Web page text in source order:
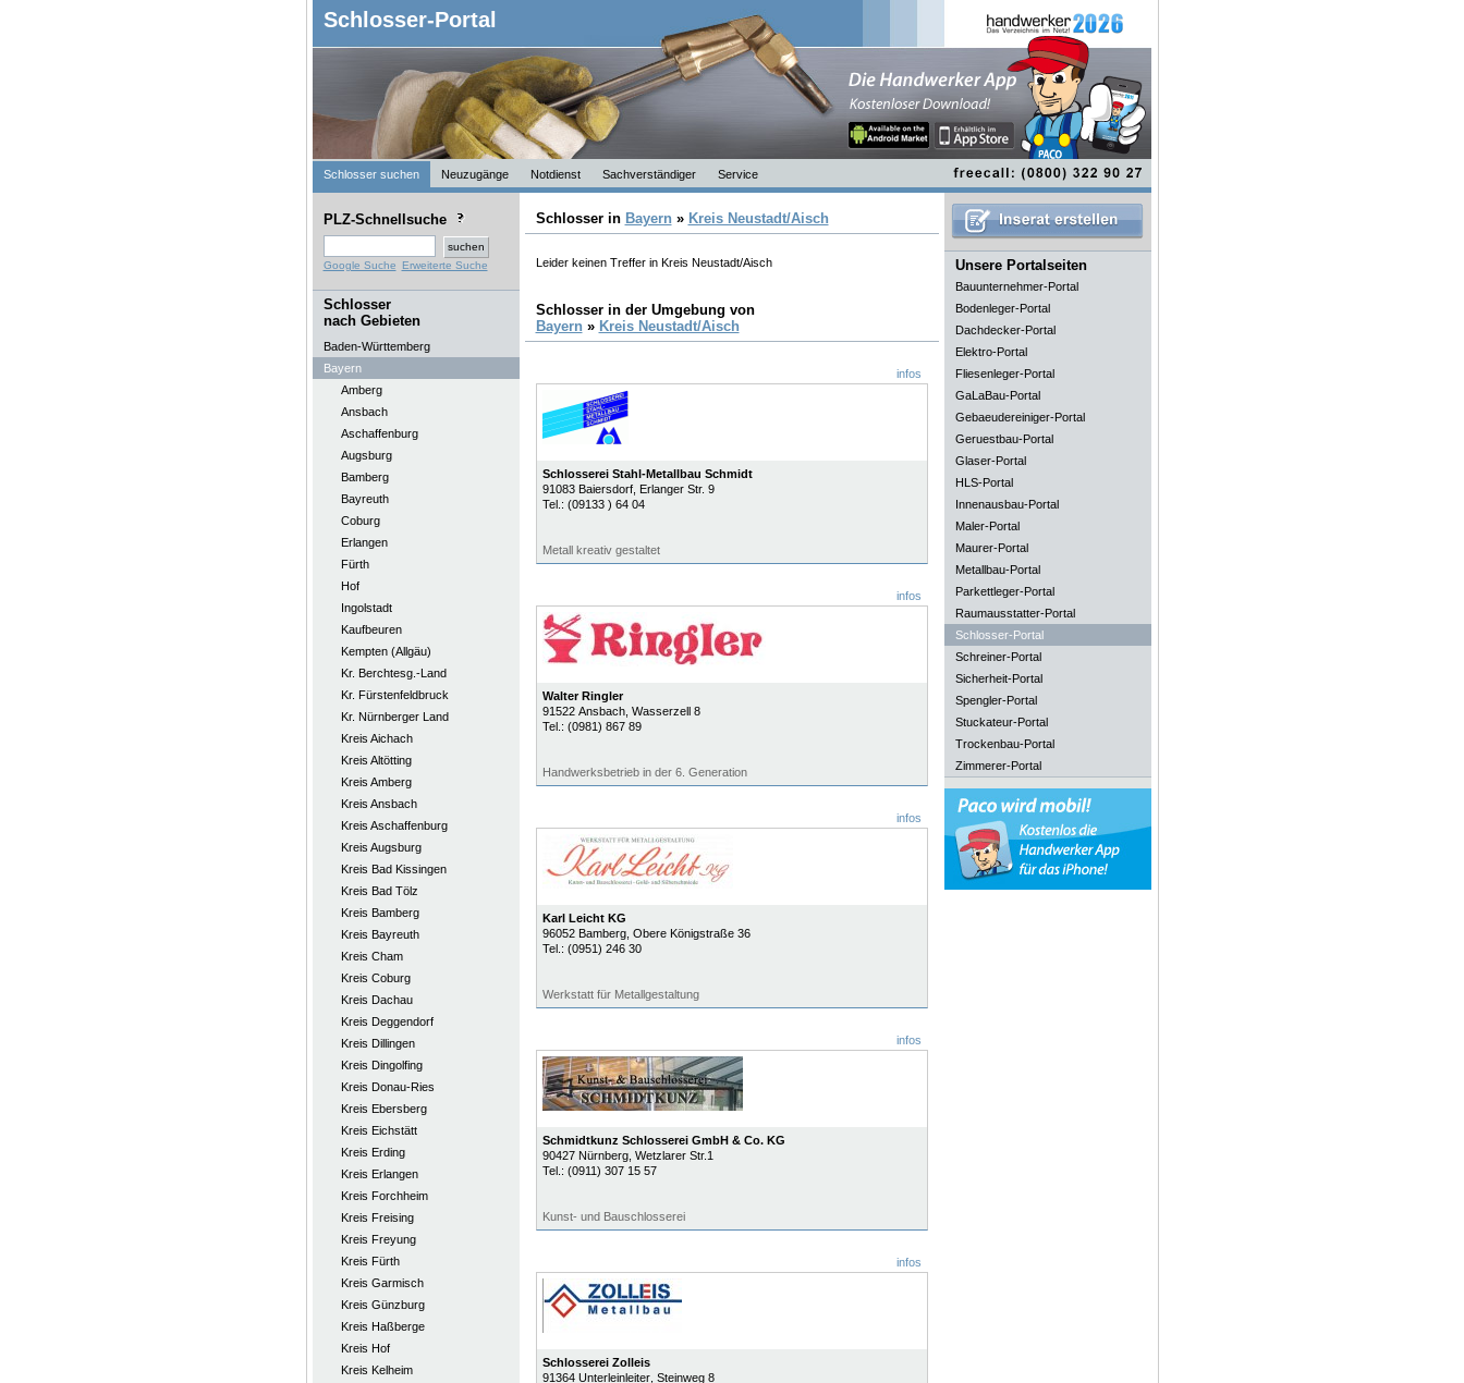
Schlosser-Portal
Schlosser suchen Neuzugänge Notdienst Sachverständiger Service
PLZ-Schnellsuche
Google Suche Erweiterte Suche
Schlosser
nach Gebieten
Baden-Württemberg
Bayern
Amberg
Ansbach
Aschaffenburg
Augsburg
Bamberg
Bayreuth
Coburg
Erlangen
Fürth
Hof
Ingolstadt
Kaufbeuren
Kempten (Allgäu)
Kr. Berchtesg.-Land
Kr. Fürstenfeldbruck
Kr. Nürnberger Land
Kreis Aichach
Kreis Altötting
Kreis Amberg
Kreis Ansbach
Kreis Aschaffenburg
Kreis Augsburg
Kreis Bad Kissingen
Kreis Bad Tölz
Kreis Bamberg
Kreis Bayreuth
Kreis Cham
Kreis Coburg
Kreis Dachau
Kreis Deggendorf
Kreis Dillingen
Kreis Dingolfing
Kreis Donau-Ries
Kreis Ebersberg
Kreis Eichstätt
Kreis Erding
Kreis Erlangen
Kreis Forchheim
Kreis Freising
Kreis Freyung
Kreis Fürth
Kreis Garmisch
Kreis Günzburg
Kreis Haßberge
Kreis Hof
Kreis Kelheim
Schlosser in Bayern » Kreis Neustadt/Aisch
Leider keinen Treffer in Kreis Neustadt/Aisch
Schlosser in der Umgebung von
Bayern » Kreis Neustadt/Aisch
infos
Schlosserei Stahl-Metallbau Schmidt
91083 Baiersdorf, Erlanger Str. 9
Tel.: (09133 ) 64 04
Metall kreativ gestaltet
infos
Walter Ringler
91522 Ansbach, Wasserzell 8
Tel.: (0981) 867 89
Handwerksbetrieb in der 6. Generation
infos
Karl Leicht KG
96052 Bamberg, Obere Königstraße 36
Tel.: (0951) 246 30
Werkstatt für Metallgestaltung
infos
Schmidtkunz Schlosserei GmbH & Co. KG
90427 Nürnberg, Wetzlarer Str.1
Tel.: (0911) 307 15 57
Kunst- und Bauschlosserei
infos
Schlosserei Zolleis
91364 Unterleinleiter, Steinweg 8
Unsere Portalseiten
Bauunternehmer-Portal
Bodenleger-Portal
Dachdecker-Portal
Elektro-Portal
Fliesenleger-Portal
GaLaBau-Portal
Gebaeudereiniger-Portal
Geruestbau-Portal
Glaser-Portal
HLS-Portal
Innenausbau-Portal
Maler-Portal
Maurer-Portal
Metallbau-Portal
Parkettleger-Portal
Raumausstatter-Portal
Schlosser-Portal
Schreiner-Portal
Sicherheit-Portal
Spengler-Portal
Stuckateur-Portal
Trockenbau-Portal
Zimmerer-Portal